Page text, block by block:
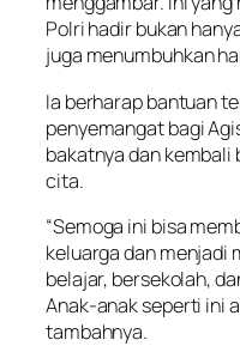
Polri hadir bukan
juga menumbuhkan
Ia berharap bantuan
penyemangat bagi
bakatnya dan
cita.
“Semoga ini bisa
keluarga dan menjadi
belajar, bersekolah,
Anak-anak seperti ini
tambahnya.